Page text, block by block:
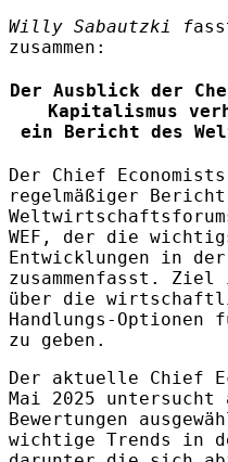
Willy Sabautzki f
zusammen:
Der Ausblick der
Kapitalismus
ein Bericht des
Der Chief
regelmäßiger Bericht
WEF, der die
Entwicklungen in
zusammenfasst.
über die
Handlungs-Optionen
zu geben.
Der aktuelle Chief
Mai 2025
Bewertungen
wichtige Trends in